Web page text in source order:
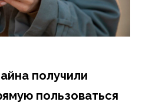
получили
пользоваться